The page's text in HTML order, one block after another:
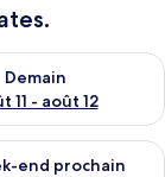
11
Demain
11 - août 12
pour
14 - août 16
end prochain
pour